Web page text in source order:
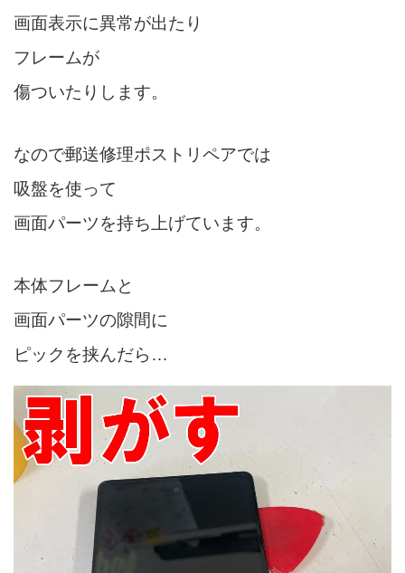
画面表示に異常が出たり
フレームが
傷ついたりします。
なので郵送修理ポストリペアでは
吸盤を使って
画面パーツを持ち上げています。
本体フレームと
画面パーツの隙間に
ピックを挟んだら…